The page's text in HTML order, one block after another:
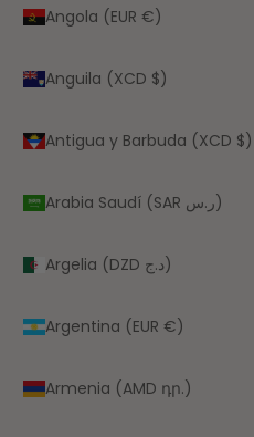
Angola (EUR €)
Anguila (XCD $)
Antigua y Barbuda (XCD $)
Arabia Saudí (SAR ر.س)
Argelia (DZD د.ج)
Argentina (EUR €)
Armenia (AMD դր.)